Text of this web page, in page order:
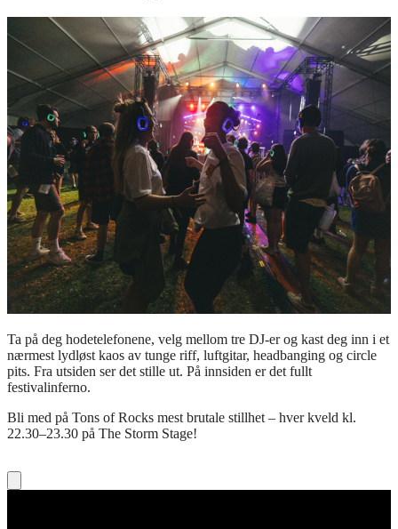
Ta på deg hodetelefonene, velg mellom tre DJ-er og kast deg inn i et
nærmest lydløst kaos av tunge riff, luftgitar, headbanging og circle
pits. Fra utsiden ser det stille ut. På innsiden er det fullt
festivalinferno.
Bli med på Tons of Rocks mest brutale stillhet – hver kveld kl.
22.30–23.30 på The Storm Stage!